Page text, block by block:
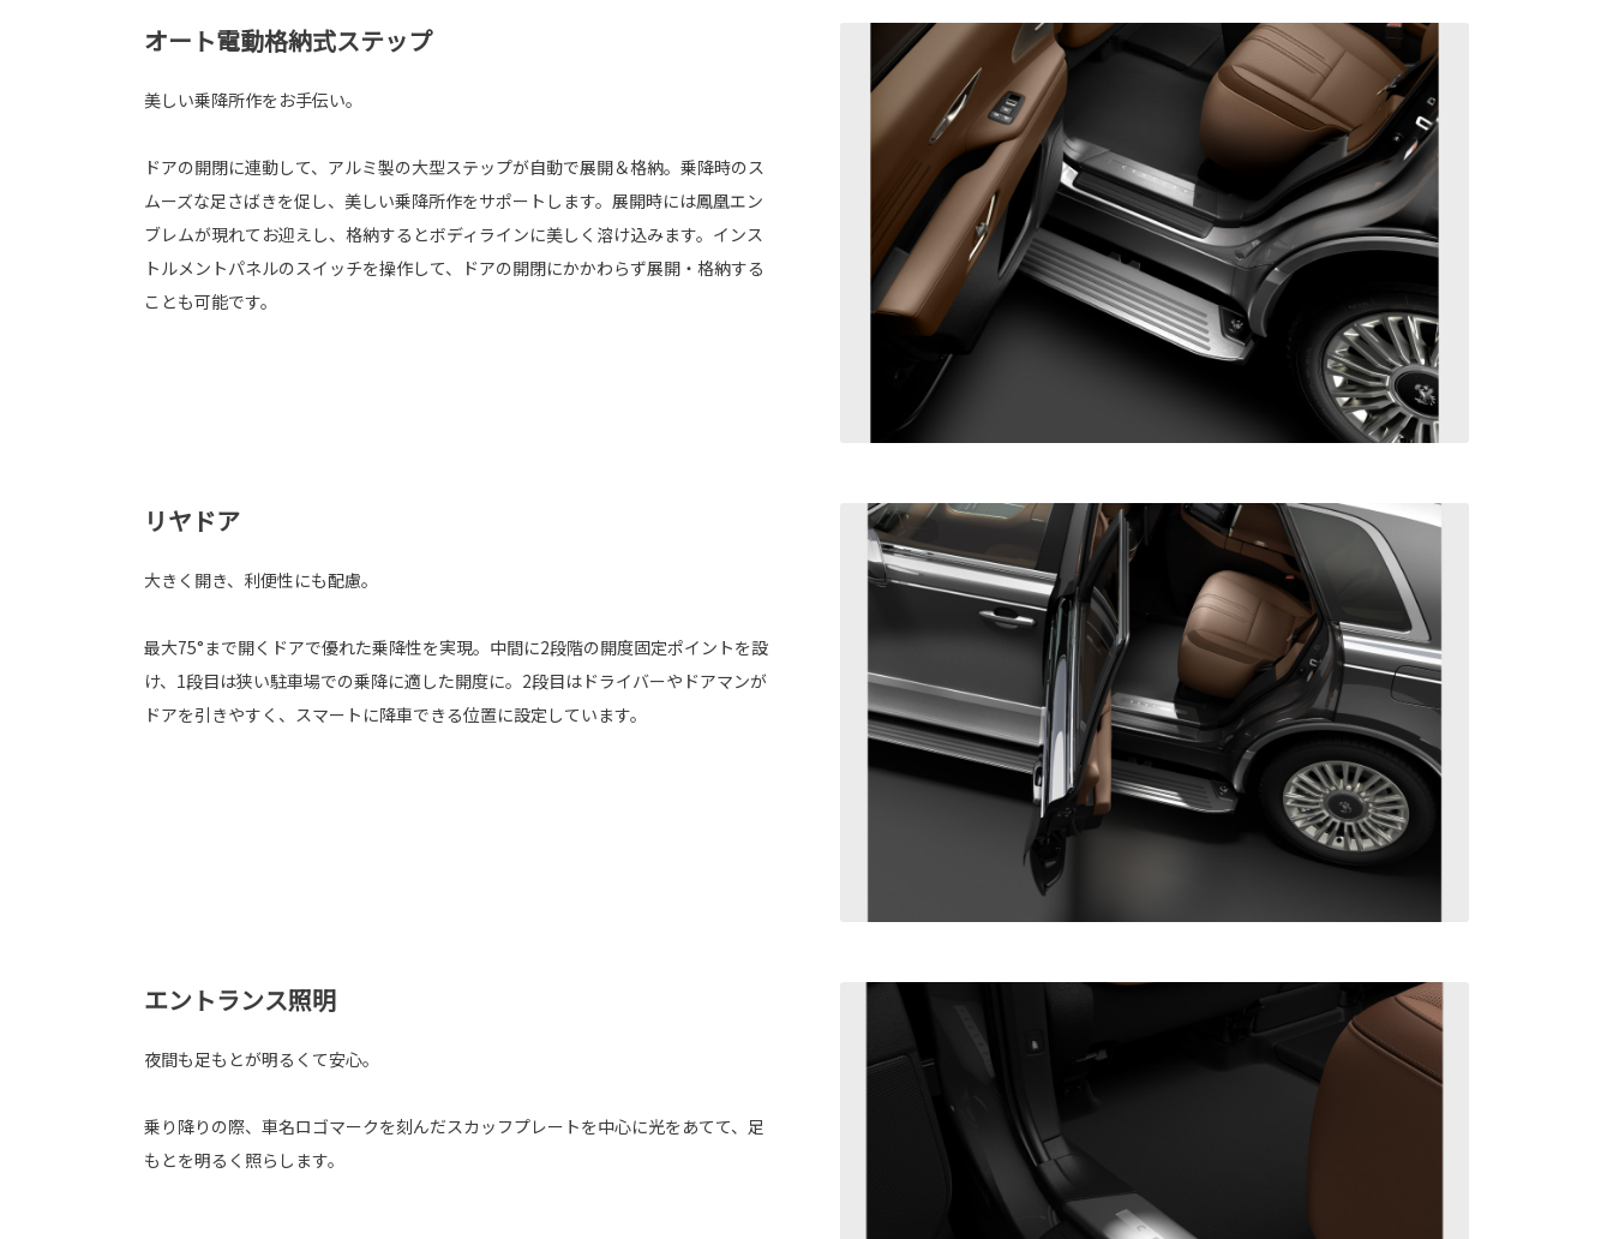
オート電動格納式ステップ
美しい乗降所作をお手伝い。
ドアの開閉に連動して、アルミ製の大型ステップが自動で展開＆格納。乗降時のス
ムーズな足さばきを促し、美しい乗降所作をサポートします。展開時には鳳凰エン
ブレムが現れてお迎えし、格納するとボディラインに美しく溶け込みます。インス
トルメントパネルのスイッチを操作して、ドアの開閉にかかわらず展開・格納する
ことも可能です。
リヤドア
大きく開き、利便性にも配慮。
最大75°まで開くドアで優れた乗降性を実現。中間に2段階の開度固定ポイントを設
け、1段目は狭い駐車場での乗降に適した開度に。2段目はドライバーやドアマンが
ドアを引きやすく、スマートに降車できる位置に設定しています。
エントランス照明
夜間も足もとが明るくて安心。
乗り降りの際、車名ロゴマークを刻んだスカッフプレートを中心に光をあてて、足
もとを明るく照らします。